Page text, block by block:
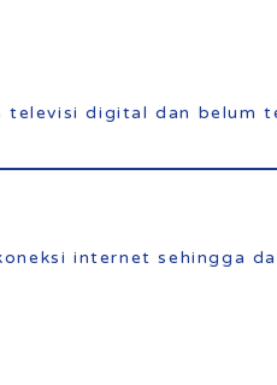
televisi digital dan belum
internet sehingga